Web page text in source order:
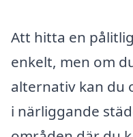
Att hitta en
enkelt, men om
alternativ kan du
i närliggande